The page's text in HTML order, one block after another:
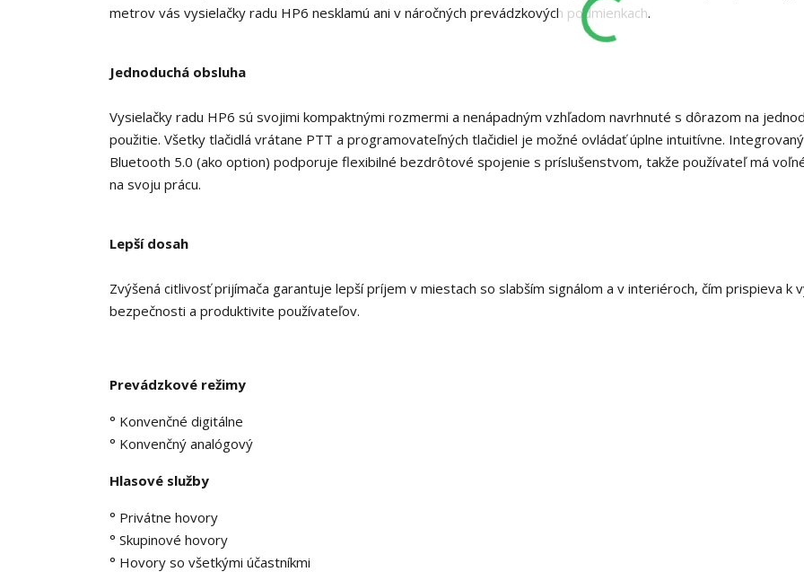
metrov vás vysielačky radu HP6 nesklamú ani v náročných prevádzkových podmienkach.
Jednoduchá obsluha
Vysielačky radu HP6 sú svojimi kompaktnými rozmermi a nenápadným vzhľadom navrhnuté s dôrazom na
použitie. Všetky tlačidlá vrátane PTT a programovateľných tlačidiel je možné ovládať úplne intuitívne. Integrovaný
Bluetooth 5.0 (ako option) podporuje flexibilné bezdrôtové spojenie s príslušenstvom, takže používateľ má
na svoju prácu.
Lepší dosah
Zvýšená citlivosť prijímača garantuje lepší príjem v miestach so slabším signálom a v interiéroch, čím prispieva k
bezpečnosti a produktivite používateľov.
Prevádzkové režimy
° Konvenčné digitálne
° Konvenčný analógový
Hlasové služby
° Privátne hovory
° Skupinové hovory
° Hovory so všetkými účastníkmi